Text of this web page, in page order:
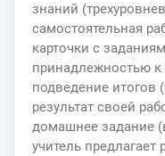
знаний
самостоятельная
карточки с
принадлежностью к
подведение итогов
результат своей
домашнее задание
учитель